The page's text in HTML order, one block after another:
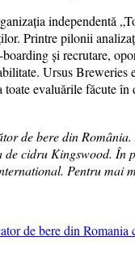
independentă
Printre pilonii
și recrutare,
Ursus
toate evaluările făcute
de bere din
cidru Kingswood. În
Pentru mai